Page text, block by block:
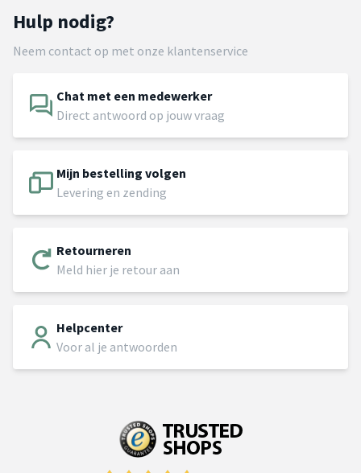
Hulp nodig?
Neem contact op met onze klantenservice
Chat met een medewerker
Direct antwoord op jouw vraag
Mijn bestelling volgen
Levering en zending
Retourneren
Meld hier je retour aan
Helpcenter
Voor al je antwoorden